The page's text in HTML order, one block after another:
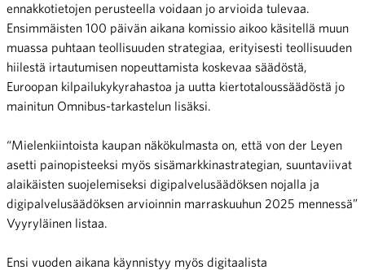
ennakkotietojen perusteella voidaan jo arvioida tulevaa.
Ensimmäisten 100 päivän aikana komissio aikoo käsitellä muun
muassa puhtaan teollisuuden strategiaa, erityisesti teollisuuden
hiilestä irtautumisen nopeuttamista koskevaa säädöstä,
Euroopan kilpailukykyrahastoa ja uutta kiertotaloussäädöstä jo
mainitun Omnibus-tarkastelun lisäksi.
“Mielenkiintoista kaupan näkökulmasta on, että von der Leyen
asetti painopisteeksi myös sisämarkkinastrategian, suuntaviivat
alaikäisten suojelemiseksi digipalvelusäädöksen nojalla ja
digipalvelusäädöksen arvioinnin marraskuuhun 2025 mennessä”
Vyyryläinen listaa.
Ensi vuoden aikana käynnistyy myös digitaalista